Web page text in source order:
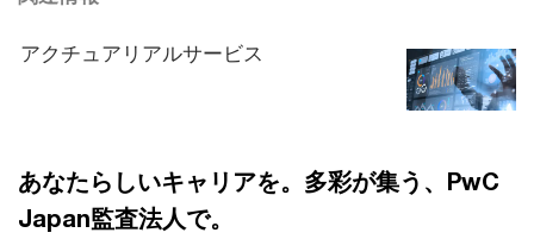
アクチュアリアルサービス
あなたらしいキャリアを。多彩が集う、PwC
Japan監査法人で。